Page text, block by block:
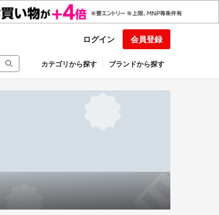
ログイン 会員登録
カテゴリから探す ブランドから探す